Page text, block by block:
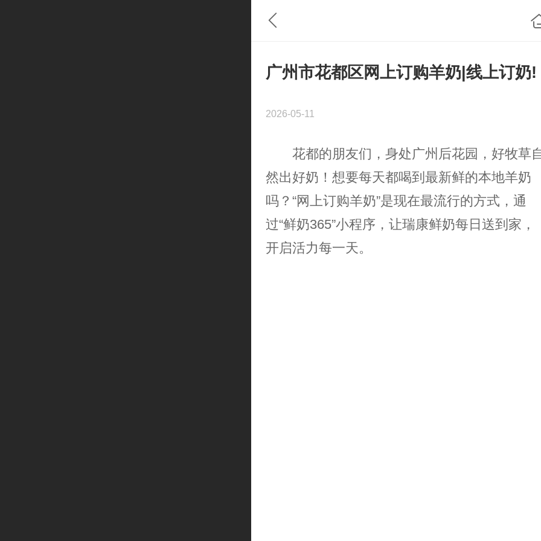
广州市花都区网上订购羊奶|线上订奶!
2026-05-11
花都的朋友们，身处广州后花园，好牧草
然出好奶！想要每天都喝到最新鲜的本地羊奶
吗？“网上订购羊奶”是现在最流行的方式，通
过“鲜奶365”小程序，让瑞康鲜奶每日送到家，
开启活力每一天。